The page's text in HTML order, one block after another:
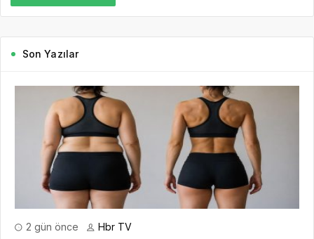
Son Yazılar
2 gün önce Hbr TV